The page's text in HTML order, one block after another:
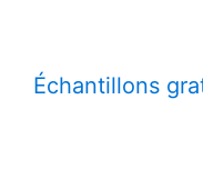
Échantillons